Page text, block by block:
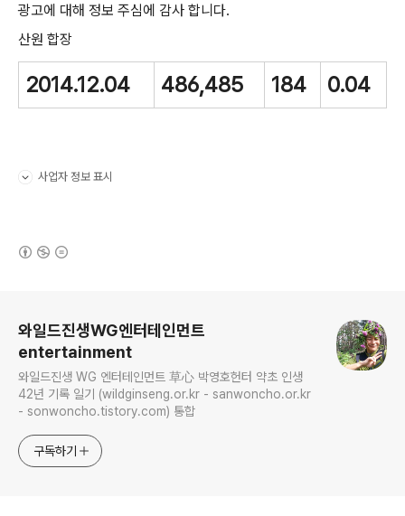
광고에 대해 정보 주심에 감사 합니다.
산원 합장
2014.12.04 486,485 184 0.04
사업자 정보 표시
와일드진생WG엔터테인먼트
entertainment
와일드진생 WG 엔터테인먼트 草心 박영호헌터 약초 인생
42년 기록 일기 (wildginseng.or.kr - sanwoncho.or.kr
- sonwoncho.tistory.com) 통합
구독하기